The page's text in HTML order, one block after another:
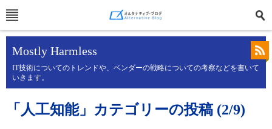
Mostly Harmless
IT技術についてのトレンドや、ベンダーの戦略についての考察などを書いて
いきます。
「人工知能」カテゴリーの投稿 (2/9)